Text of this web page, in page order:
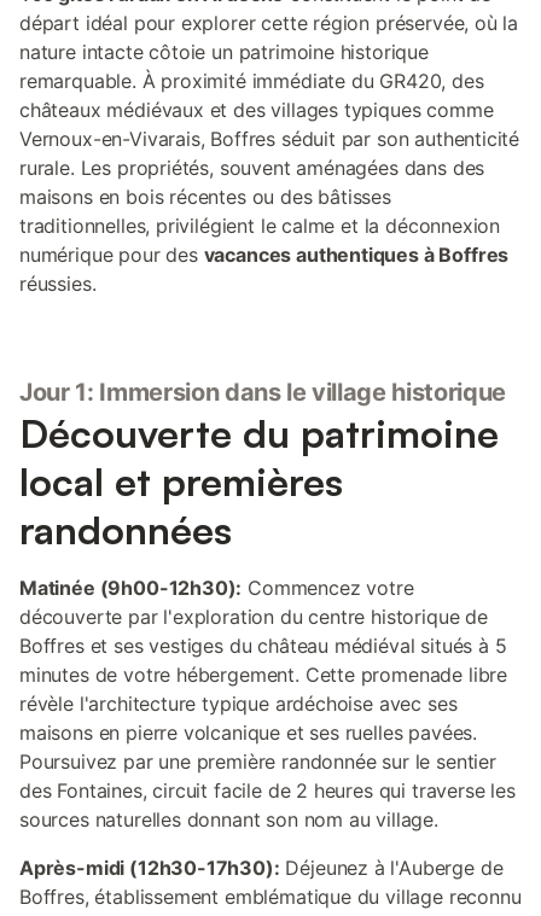
départ idéal pour explorer cette région préservée, où la
nature intacte côtoie un patrimoine historique
remarquable. À proximité immédiate du GR420, des
châteaux médiévaux et des villages typiques comme
Vernoux-en-Vivarais, Boffres séduit par son authenticité
rurale. Les propriétés, souvent aménagées dans des
maisons en bois récentes ou des bâtisses
traditionnelles, privilégient le calme et la déconnexion
numérique pour des vacances authentiques à Boffres
réussies.
Jour 1: Immersion dans le village historique
Découverte du patrimoine
local et premières
randonnées
Matinée (9h00-12h30): Commencez votre
découverte par l'exploration du centre historique de
Boffres et ses vestiges du château médiéval situés à 5
minutes de votre hébergement. Cette promenade libre
révèle l'architecture typique ardéchoise avec ses
maisons en pierre volcanique et ses ruelles pavées.
Poursuivez par une première randonnée sur le sentier
des Fontaines, circuit facile de 2 heures qui traverse les
sources naturelles donnant son nom au village.
Après-midi (12h30-17h30): Déjeunez à l'Auberge de
Boffres, établissement emblématique du village reconnu